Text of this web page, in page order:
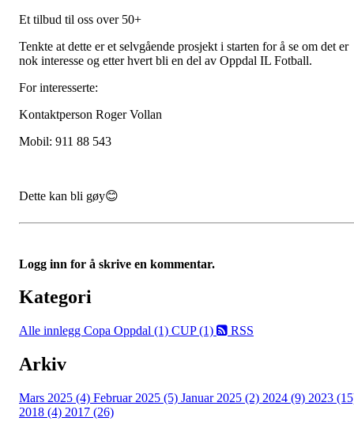
Et tilbud til oss over 50+
Tenkte at dette er et selvgående prosjekt i starten for å se om det er
nok interesse og etter hvert bli en del av Oppdal IL Fotball.
For interesserte:
Kontaktperson Roger Vollan
Mobil: 911 88 543
Dette kan bli gøy😊
Logg inn for å skrive en kommentar.
Kategori
Alle innlegg Copa Oppdal (1) CUP (1) RSS
Arkiv
Mars 2025 (4) Februar 2025 (5) Januar 2025 (2) 2024 (9) 2023
2018 (4) 2017 (26)